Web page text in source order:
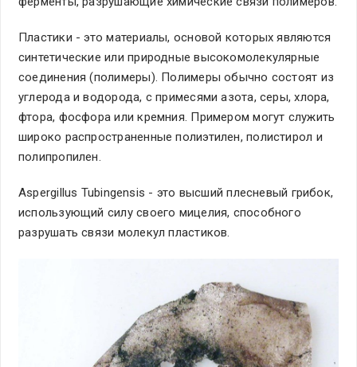
Пластики - это материалы, основой которых являются
синтетические или природные высокомолекулярные
соединения (полимеры). Полимеры обычно состоят из
углерода и водорода, с примесями азота, серы, хлора,
фтора, фосфора или кремния. Примером могут служить
широко распространенные полиэтилен, полистирол и
полипропилен.
Aspergillus Tubingensis - это высший плесневый грибок,
использующий силу своего мицелия, способного
разрушать связи молекул пластиков.